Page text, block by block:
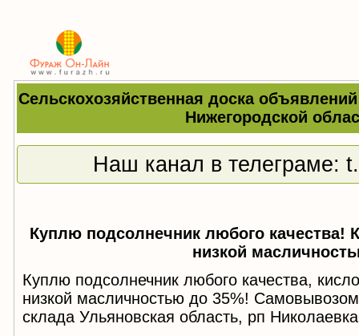
Сельскохозяйственная доска
Нижегородской
Наш канал в телеграме:
Куплю подсолнечник любого качества!
низкой
Куплю подсолнечник любого качества,
низкой масличностью до 35%!
склада Ульяновская область, рп